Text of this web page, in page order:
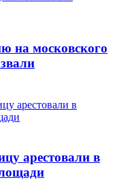
на московского
арестовали в